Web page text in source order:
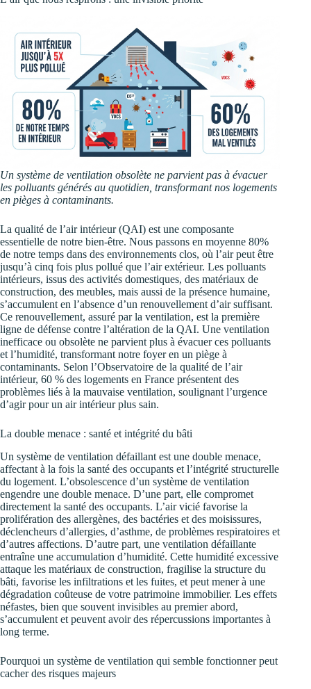
Un système de ventilation obsolète ne parvient pas à évacuer
les polluants générés au quotidien, transformant nos logements
en pièges à contaminants.
La qualité de l’air intérieur (QAI) est une composante
essentielle de notre bien-être. Nous passons en moyenne 80%
de notre temps dans des environnements clos, où l’air peut être
jusqu’à cinq fois plus pollué que l’air extérieur. Les polluants
intérieurs, issus des activités domestiques, des matériaux de
construction, des meubles, mais aussi de la présence humaine,
s’accumulent en l’absence d’un renouvellement d’air suffisant.
Ce renouvellement, assuré par la ventilation, est la première
ligne de défense contre l’altération de la QAI. Une ventilation
inefficace ou obsolète ne parvient plus à évacuer ces polluants
et l’humidité, transformant notre foyer en un piège à
contaminants. Selon l’Observatoire de la qualité de l’air
intérieur, 60 % des logements en France présentent des
problèmes liés à la mauvaise ventilation, soulignant l’urgence
d’agir pour un air intérieur plus sain.
La double menace : santé et intégrité du bâti
Un système de ventilation défaillant est une double menace,
affectant à la fois la santé des occupants et l’intégrité structurelle
du logement. L’obsolescence d’un système de ventilation
engendre une double menace. D’une part, elle compromet
directement la santé des occupants. L’air vicié favorise la
prolifération des allergènes, des bactéries et des moisissures,
déclencheurs d’allergies, d’asthme, de problèmes respiratoires et
d’autres affections. D’autre part, une ventilation défaillante
entraîne une accumulation d’humidité. Cette humidité excessive
attaque les matériaux de construction, fragilise la structure du
bâti, favorise les infiltrations et les fuites, et peut mener à une
dégradation coûteuse de votre patrimoine immobilier. Les effets
néfastes, bien que souvent invisibles au premier abord,
s’accumulent et peuvent avoir des répercussions importantes à
long terme.
Pourquoi un système de ventilation qui semble fonctionner peut
cacher des risques majeurs